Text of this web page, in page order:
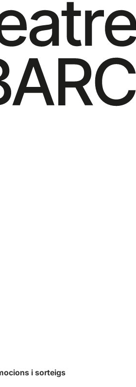
i sorteigs